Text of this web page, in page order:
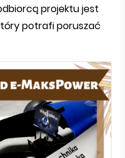
projektu jest
potrafi poruszać